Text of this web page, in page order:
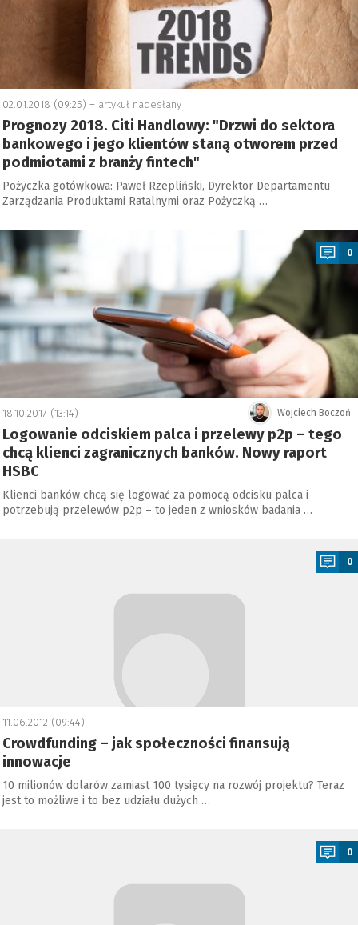
02.01.2018 (09:25) – artykuł nadesłany
Prognozy 2018. Citi Handlowy: "Drzwi do sektora
bankowego i jego klientów staną otworem przed
podmiotami z branży fintech"
Pożyczka gotówkowa: Paweł Rzepliński, Dyrektor Departamentu
Zarządzania Produktami Ratalnymi oraz Pożyczką …
0
Wojciech Boczoń
18.10.2017 (13:14)
Logowanie odciskiem palca i przelewy p2p – tego
chcą klienci zagranicznych banków. Nowy raport
HSBC
Klienci banków chcą się logować za pomocą odcisku palca i
potrzebują przelewów p2p – to jeden z wniosków badania …
0
11.06.2012 (09:44)
Crowdfunding – jak społeczności finansują
innowacje
10 milionów dolarów zamiast 100 tysięcy na rozwój projektu? Teraz
jest to możliwe i to bez udziału dużych …
0